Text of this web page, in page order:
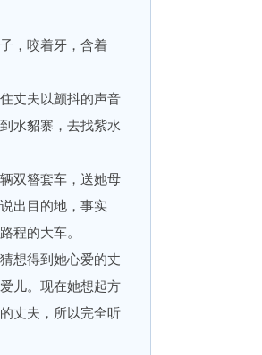
，咬着牙，含着
丈夫以颤抖的声音
水貂寨，去找紫水
双簪套车，送她母
出目的地，事实
程的大车。
想得到她心爱的丈
儿。现在她想起方
丈夫，所以完全听